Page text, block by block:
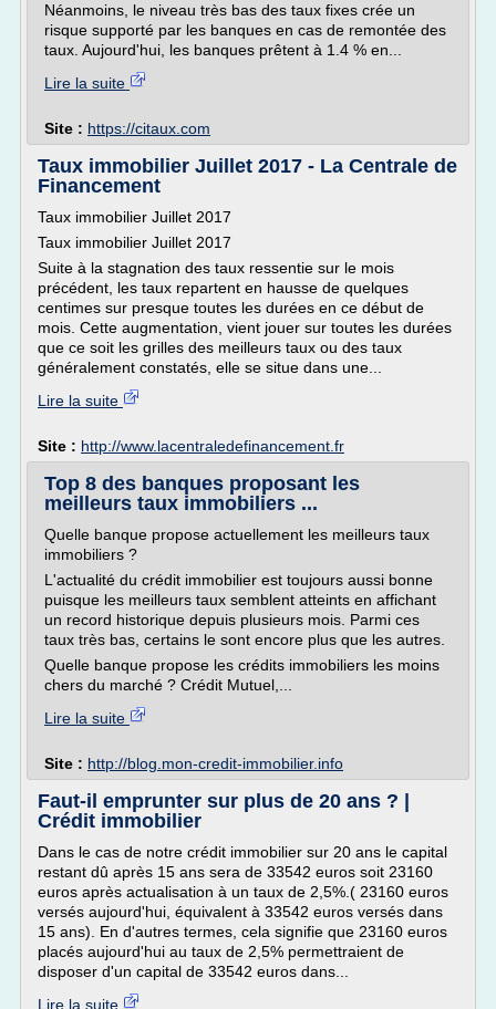
Néanmoins, le niveau très bas des taux fixes crée un
risque supporté par les banques en cas de remontée des
taux. Aujourd'hui, les banques prêtent à 1.4 % en...
Lire la suite
Site : https://citaux.com
Taux immobilier Juillet 2017 - La Centrale de
Financement
Taux immobilier Juillet 2017
Taux immobilier Juillet 2017
Suite à la stagnation des taux ressentie sur le mois
précédent, les taux repartent en hausse de quelques
centimes sur presque toutes les durées en ce début de
mois. Cette augmentation, vient jouer sur toutes les durées
que ce soit les grilles des meilleurs taux ou des taux
généralement constatés, elle se situe dans une...
Lire la suite
Site : http://www.lacentraledefinancement.fr
Top 8 des banques proposant les
meilleurs taux immobiliers ...
Quelle banque propose actuellement les meilleurs taux
immobiliers ?
L'actualité du crédit immobilier est toujours aussi bonne
puisque les meilleurs taux semblent atteints en affichant
un record historique depuis plusieurs mois. Parmi ces
taux très bas, certains le sont encore plus que les autres.
Quelle banque propose les crédits immobiliers les moins
chers du marché ? Crédit Mutuel,...
Lire la suite
Site : http://blog.mon-credit-immobilier.info
Faut-il emprunter sur plus de 20 ans ? |
Crédit immobilier
Dans le cas de notre crédit immobilier sur 20 ans le capital
restant dû après 15 ans sera de 33542 euros soit 23160
euros après actualisation à un taux de 2,5%.( 23160 euros
versés aujourd'hui, équivalent à 33542 euros versés dans
15 ans). En d'autres termes, cela signifie que 23160 euros
placés aujourd'hui au taux de 2,5% permettraient de
disposer d'un capital de 33542 euros dans...
Lire la suite